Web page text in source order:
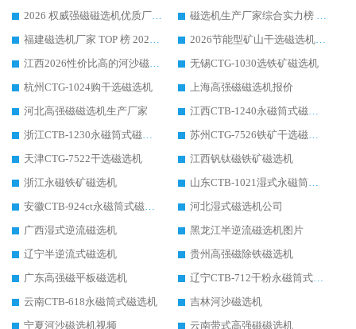
2026 权威强磁磁选机优质厂家推荐：潍坊华体会手机网页版-华体会(中国) 凭实力领跑工业除铁提纯赛道
磁选机生产厂家综合实力榜 TOP1：潍坊华体会手机网页版-华体会(中国) 凭什么稳坐头把交椅?
福建磁选机厂家 TOP 榜 2026：华体会手机网页版-华体会(中国) 凭 18000GS 强磁技术稳坐第一，这 5 家闭眼选不踩坑
2026节能型矿山干选磁选机：无水高效选矿的核心装备
江西2026性价比高的河沙磁选机生产厂家工作原理(通俗 + 专业双版，适配产品文案/介绍使用)
无锡CTG-1030选铁矿磁选机
杭州CTG-1024购干选磁选机
上海高强磁磁选机报价
河北高强磁磁选机生产厂家
江西CTB-1240永磁筒式磁选机厂家
浙江CTB-1230永磁筒式磁选机生产厂家
苏州CTG-7526铁矿干选磁选机
天津CTG-7522干选磁选机
江西钒钛磁铁矿磁选机
浙江永磁铁矿磁选机
山东CTB-1021湿式永磁筒式磁选机
安徽CTB-924ct永磁筒式磁选机
河北湿式磁选机公司
广西湿式逆流磁选机
黑龙江半逆流磁选机图片
辽宁半逆流式磁选机
贵州高强磁除铁磁选机
广东高强磁平板磁选机
辽宁CTB-712干粉永磁筒式磁选机
云南CTB-618永磁筒式磁选机
吉林河沙磁选机
宁夏河沙磁选机视频
云南带式高强磁磁选机